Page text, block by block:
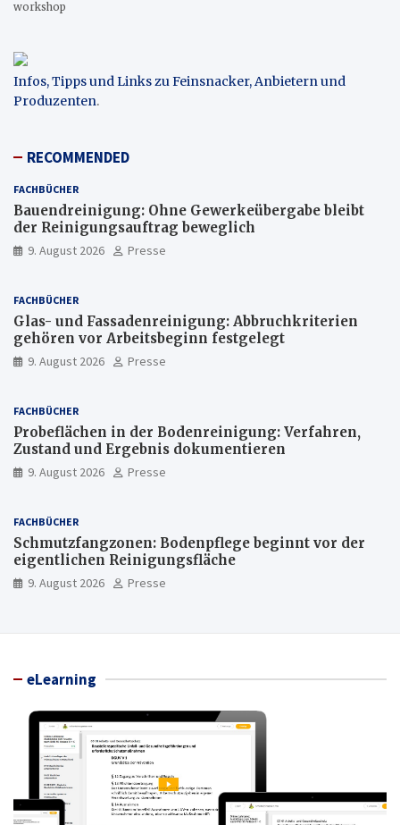
workshop
Infos, Tipps und Links zu Feinsnacker, Anbietern und
Produzenten.
RECOMMENDED
FACHBÜCHER
Bauendreinigung: Ohne Gewerkeübergabe bleibt
der Reinigungsauftrag beweglich
9. August 2026 Presse
FACHBÜCHER
Glas- und Fassadenreinigung: Abbruchkriterien
gehören vor Arbeitsbeginn festgelegt
9. August 2026 Presse
FACHBÜCHER
Probeflächen in der Bodenreinigung: Verfahren,
Zustand und Ergebnis dokumentieren
9. August 2026 Presse
FACHBÜCHER
Schmutzfangzonen: Bodenpflege beginnt vor der
eigentlichen Reinigungsfläche
9. August 2026 Presse
eLearning